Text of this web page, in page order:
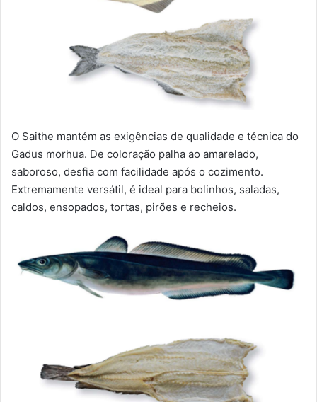
O Saithe mantém as exigências de qualidade e técnica do
Gadus morhua. De coloração palha ao amarelado,
saboroso, desfia com facilidade após o cozimento.
Extremamente versátil, é ideal para bolinhos, saladas,
caldos, ensopados, tortas, pirões e recheios.